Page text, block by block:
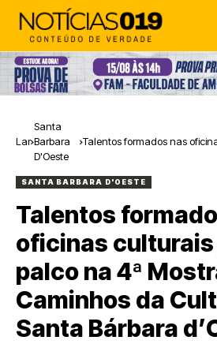
Lar
Santa
Barbara
D'Oeste
Talentos formados nas
SANTA BARBARA D'OESTE
Talentos
oficinas culturais
palco na 4ª
Caminhos da
Santa Bárbara